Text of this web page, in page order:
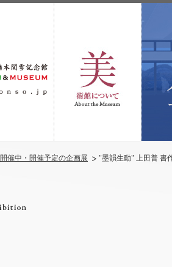
開催中・開催予定の企画展 "墨韻生動" 上田普 書